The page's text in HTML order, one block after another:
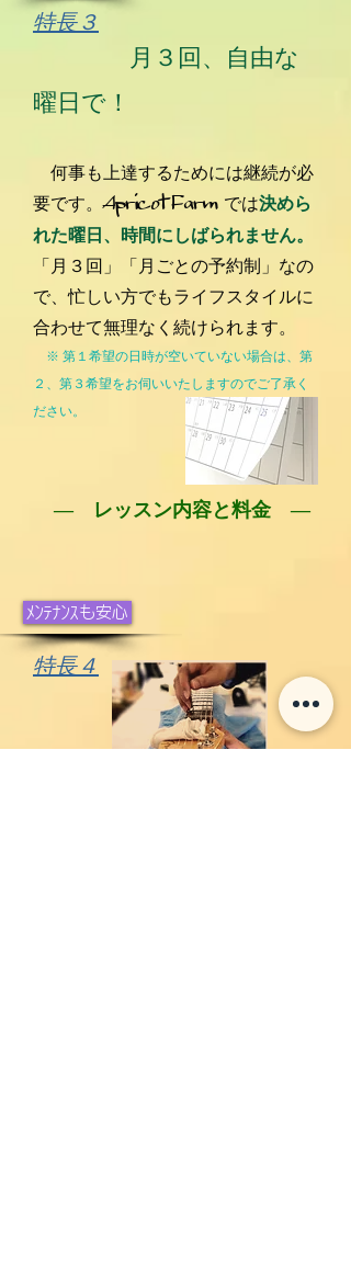
特長３
月３回、自由な
曜日で！
​何事も上達するためには継続が必
要です。Apricot Farm では決めら
れた曜日、時間にしばられません。
「月３回」「月ごとの予約制」なの
で、忙しい方でもライフスタイルに
合わせて無理なく続けられます。
※ 第１希望の日時が空いていない場合は、 第
２、第３希望をお伺いいたしますのでご了承く
ださい。
― レッスン内容と料金 ―
ﾒﾝﾃﾅﾝｽも安心
特長４